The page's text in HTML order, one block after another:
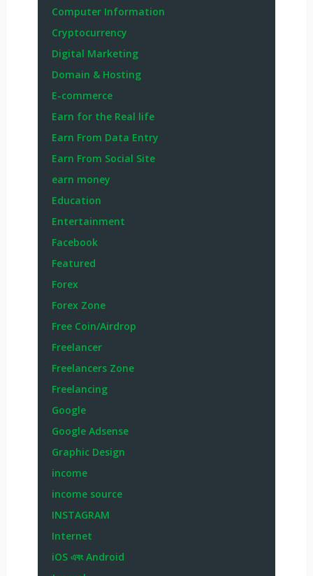
Computer Information
Cryptocurrency
Digital Marketing
Domain & Hosting
E-commerce
Earn for the Real life
Earn From Data Entry
Earn From Social Site
earn money
Education
Entertainment
Facebook
Featured
Forex
Forex Zone
Free Coin/Airdrop
Freelancer
Freelancers Zone
Freelancing
Google
Google Adsense
Graphic Design
income
income source
INSTAGRAM
Internet
iOS এবং Android